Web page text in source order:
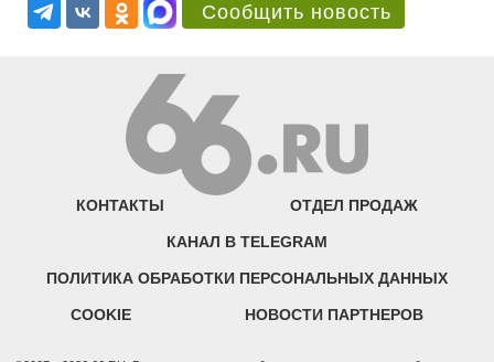
Сообщить новость
КОНТАКТЫ ОТДЕЛ ПРОДАЖ
КАНАЛ В TELEGRAM
ПОЛИТИКА ОБРАБОТКИ ПЕРСОНАЛЬНЫХ ДАННЫХ
COOKIE НОВОСТИ ПАРТНЕРОВ